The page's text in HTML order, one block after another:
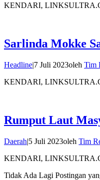
KENDARI,
Sarlinda Mokke
Headline|7 Juli 2023oleh Tim
KENDARI,
Rumput Laut
Daerah|5 Juli 2023oleh Tim
KENDARI,
Tidak Ada Lagi Postingan